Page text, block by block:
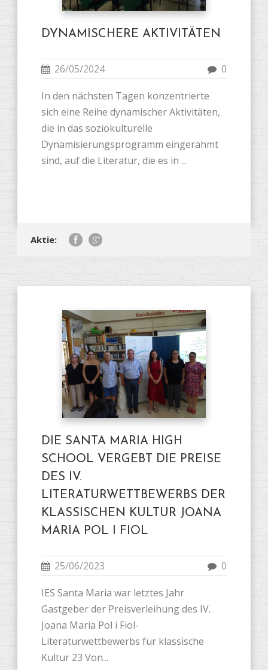
DYNAMISCHERE AKTIVITÄTEN
26/05/2024 0
In den nächsten Tagen konzentrierte
sich eine Reihe dynamischer Aktivitäten,
die in das soziokulturelle
Dynamisierungsprogramm eingerahmt
sind, auf die Literatur, die es in ...
Aktie:
DIE SANTA MARIA HIGH
SCHOOL VERGEBT DIE PREISE
DES IV.
LITERATURWETTBEWERBS DER
KLASSISCHEN KULTUR JOANA
MARIA POL I FIOL
25/06/2023 0
IES Santa Maria war letztes Jahr
Gastgeber der Preisverleihung des IV.
Joana Maria Pol i Fiol-
Literaturwettbewerbs für klassische
Kultur 23 Von...